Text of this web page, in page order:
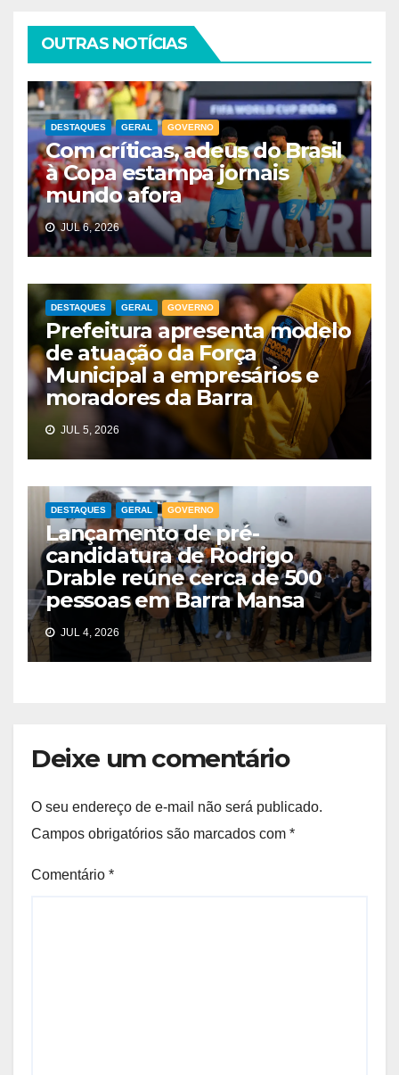
OUTRAS NOTÍCIAS
DESTAQUES GERAL GOVERNO
Com críticas, adeus do Brasil
à Copa estampa jornais
mundo afora
JUL 6, 2026
DESTAQUES GERAL GOVERNO
Prefeitura apresenta modelo
de atuação da Força
Municipal a empresários e
moradores da Barra
JUL 5, 2026
DESTAQUES GERAL GOVERNO
Lançamento de pré-
candidatura de Rodrigo
Drable reúne cerca de 500
pessoas em Barra Mansa
JUL 4, 2026
Deixe um comentário
O seu endereço de e-mail não será publicado.
Campos obrigatórios são marcados com *
Comentário *